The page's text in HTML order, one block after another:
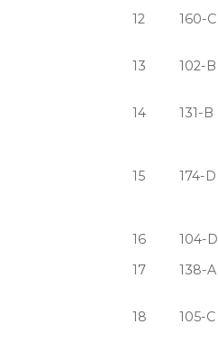
12 160-C
13 102-B
14 131-B
15 174-D
16 104-D
17
138-A
18 105-C